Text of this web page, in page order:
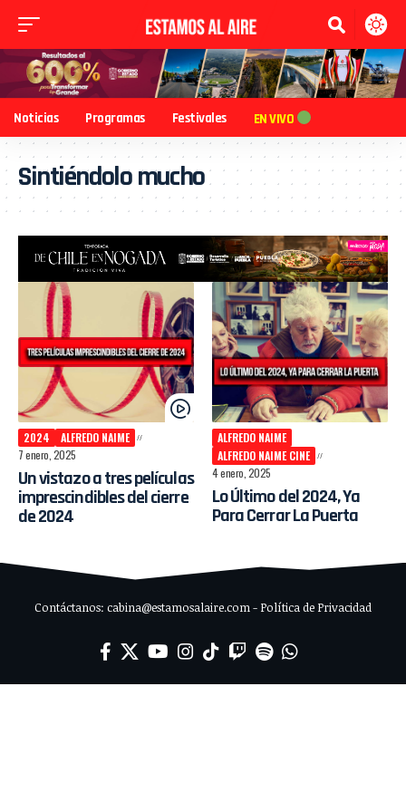
Noticias Programas Festivales EN VIVO
Sintiéndolo mucho
2024
ALFREDO NAIME
7 enero, 2025
Un vistazo a tres películas
imprescindibles del cierre
de 2024
ALFREDO NAIME
ALFREDO NAIME CINE
4 enero, 2025
Lo Último del 2024, Ya
Para Cerrar La Puerta
Contáctanos: cabina@estamosalaire.com - Política de Privacidad